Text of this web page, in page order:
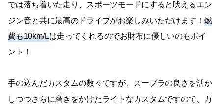
では落ち着いた走り、スポーツモードにすると吠えるエン
ジン音と共に最高のドライブがお楽しみいただけます！ 燃
費も10km/Lは走ってくれるのでお財布に優しいのもポイ
ント！
手の込んだカスタムの数々ですが、スープラの良さを活か
しつつさらに磨きをかけたライトなカスタムですので、万